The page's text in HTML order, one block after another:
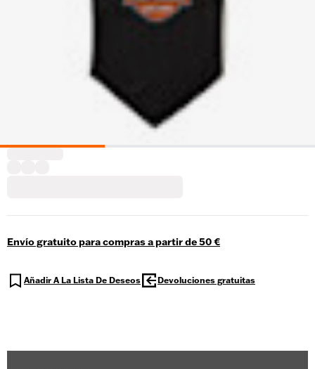
Envío gratuito para compras a partir de 50 €
Añadir A La Lista De Deseos Devoluciones gratuitas